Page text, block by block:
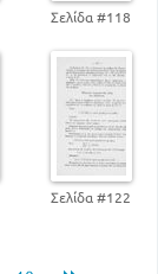
Σελίδα #118
Σελίδα #122